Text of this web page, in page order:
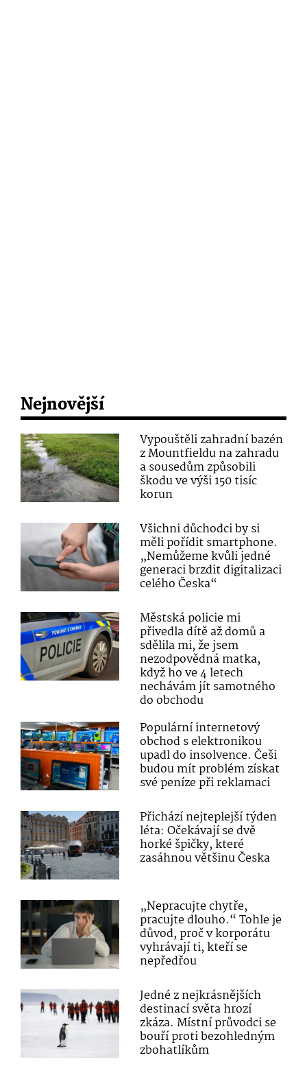
Nejnovější
Vypouštěli zahradní bazén
z Mountfieldu na zahradu
a sousedům způsobili
škodu ve výši 150 tisíc
korun
Všichni důchodci by si
měli pořídit smartphone.
„Nemůžeme kvůli jedné
generaci brzdit digitalizaci
celého Česka“
Městská policie mi
přivedla dítě až domů a
sdělila mi, že jsem
nezodpovědná matka,
když ho ve 4 letech
nechávám jít samotného
do obchodu
Populární internetový
obchod s elektronikou
upadl do insolvence. Češi
budou mít problém získat
své peníze při reklamaci
Přichází nejteplejší týden
léta: Očekávají se dvě
horké špičky, které
zasáhnou většinu Česka
„Nepracujte chytře,
pracujte dlouho.“ Tohle je
důvod, proč v korporátu
vyhrávají ti, kteří se
nepředřou
Jedné z nejkrásnějších
destinací světa hrozí
zkáza. Místní průvodci se
bouří proti bezohledným
zbohatlíkům